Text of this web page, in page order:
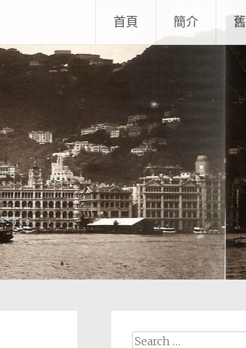
首頁 簡介
Search